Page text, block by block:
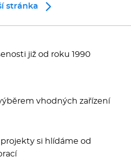
stránka
již od roku 1990
vhodných zařízení
projekty si hlídáme od